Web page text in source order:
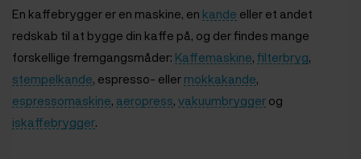
En kaffebrygger er en maskine, en kande eller et andet
redskab til at bygge din kaffe på, og der findes mange
forskellige fremgangsmåder: Kaffemaskine, filterbryg,
stempelkande, espresso- eller mokkakande,
espressomaskine, aeropress, vakuumbrygger og
iskaffebrygger.